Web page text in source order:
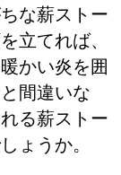
な薪ストー
立てれば、
かい炎を囲
間違いな
る薪ストー
ょうか。